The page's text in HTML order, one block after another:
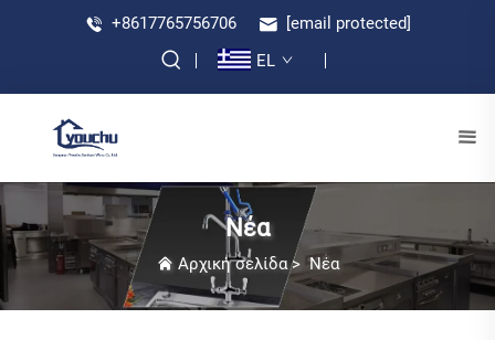
+8617765756706
[email protected]
EL
Νέα
Αρχική σελίδα>Νέα